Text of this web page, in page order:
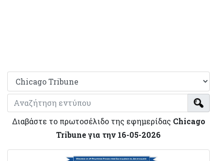
Διαβάστε το πρωτοσέλιδο της εφημερίδας Chicago
Tribune για την 16-05-2026